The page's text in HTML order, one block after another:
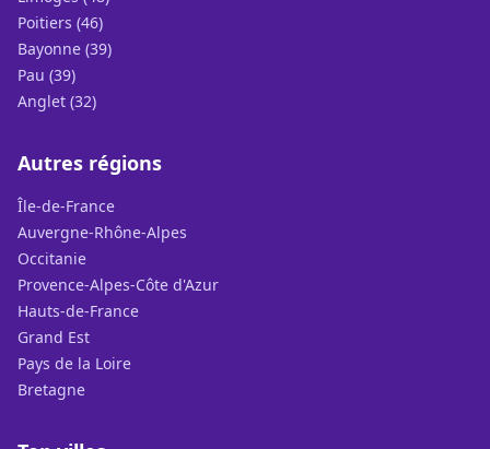
Poitiers (46)
Bayonne (39)
Pau (39)
Anglet (32)
Autres régions
Île-de-France
Auvergne-Rhône-Alpes
Occitanie
Provence-Alpes-Côte d'Azur
Hauts-de-France
Grand Est
Pays de la Loire
Bretagne